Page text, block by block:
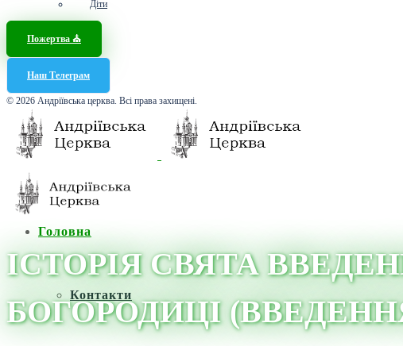
Діти
Пожертва ⛪️
Наш Телеграм
© 2026 Андріївська церква. Всі права захищені.
Головна
Контакти
ІСТОРІЯ СВЯТА
БОГОРОДИЦІ